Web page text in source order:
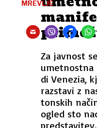
Za javnost
umetnostna
di Venezia,
razstavi z
tonskih
ogled sto
MREVLJE